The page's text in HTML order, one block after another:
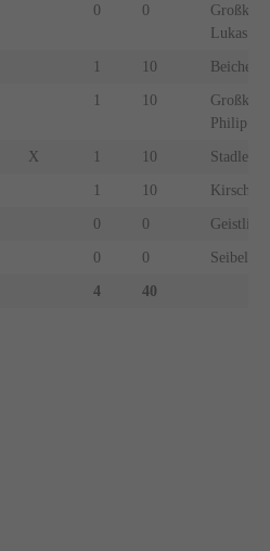
0 0
Lukas
1 10 Beichert,
1 10
Philip
X 1 10 Stadler,
1 10 Kirschen,
0 0
0 0 Seibel,
4 40